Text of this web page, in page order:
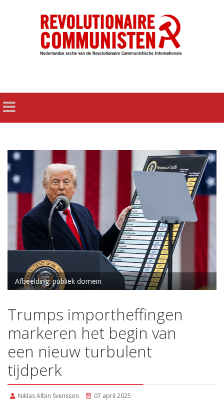
Afbeelding: publiek domein
Trumps importheffingen
markeren het begin van
een nieuw turbulent
tijdperk
Niklas Albin Svensson 07 april 2025